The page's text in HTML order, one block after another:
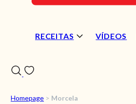
RECEITAS VÍDEOS
Homepage > Morcela